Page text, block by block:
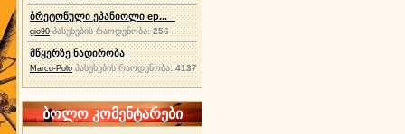
ბრეტონული ეპანიოლი ep...
gio90 პასუხების რაოდენობა:256
მწყერზე ნადირობა
Marco-Polo პასუხების რაოდენობა:4137
ბოლო კომენტარები